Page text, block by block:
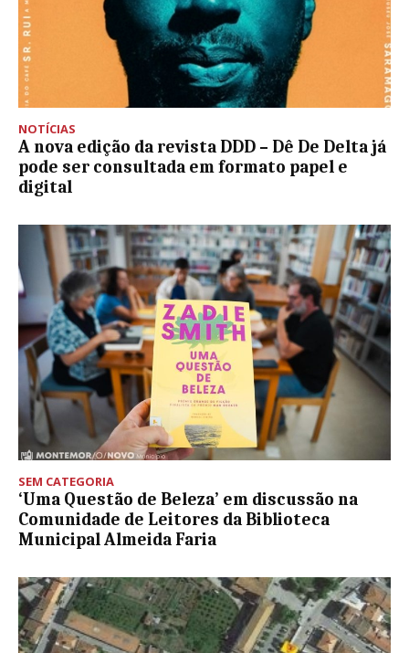
NOTÍCIAS
A nova edição da revista DDD – Dê De Delta já
pode ser consultada em formato papel e
digital
SEM CATEGORIA
‘Uma Questão de Beleza’ em discussão na
Comunidade de Leitores da Biblioteca
Municipal Almeida Faria